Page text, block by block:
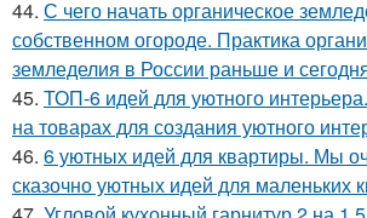
44. С чего начать органическое
собственном огороде. Практика
земледелия в России раньше и
45. ТОП-6 идей для уютного
на товарах для создания уютного
46. 6 уютных идей для квартиры. Мы
сказочно уютных идей для маленьких